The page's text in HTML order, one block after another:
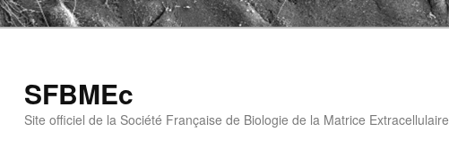
SFBMEc
Site officiel de la Société Française de Biologie de la Matrice Extracellulaire